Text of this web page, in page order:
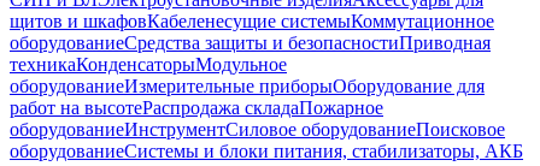
щитов и шкафовКабеленесущие системыКоммутационное
оборудованиеСредства защиты и безопасностиПриводная
техникаКонденсаторыМодульное
оборудованиеИзмерительные приборыОборудование для
работ на высотеРаспродажа складаПожарное
оборудованиеИнструментСиловое оборудованиеПоисковое
оборудованиеСистемы и блоки питания, стабилизаторы, АКБ